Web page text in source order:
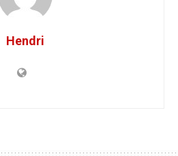
Hendri